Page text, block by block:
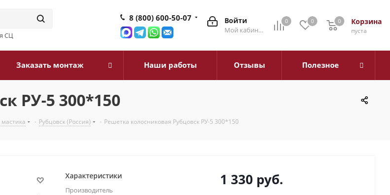
СЦ
0 0 Корзина
0
пуста
0
Войти
Мой кабинет
8 (800) 600-50-07
Заказать монтаж Наши работы Отзывы Полезное
РУ-5 300*150
- Рубцовск (Россия) - Решетка колосниковая Рубцовск РУ-5 300*150
Характеристики
Производитель
1 330 руб.